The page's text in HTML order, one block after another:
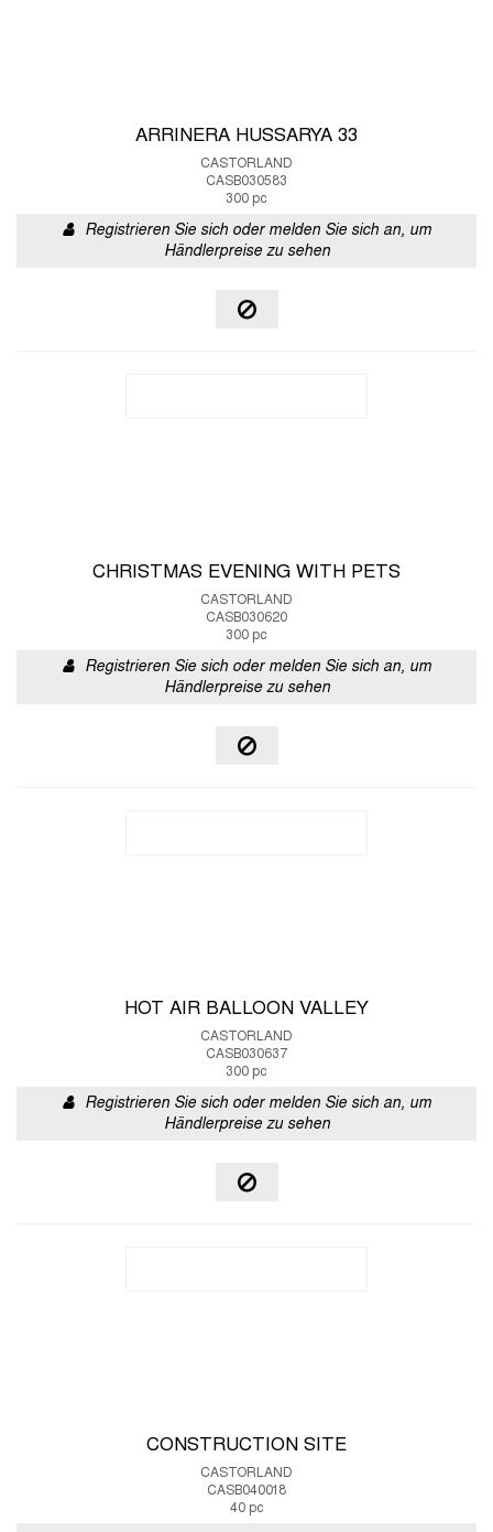
ARRINERA HUSSARYA 33
CASTORLAND
CASB030583
300 pc
Registrieren Sie sich oder melden Sie sich an, um
Händlerpreise zu sehen
CHRISTMAS EVENING WITH PETS
CASTORLAND
CASB030620
300 pc
Registrieren Sie sich oder melden Sie sich an, um
Händlerpreise zu sehen
HOT AIR BALLOON VALLEY
CASTORLAND
CASB030637
300 pc
Registrieren Sie sich oder melden Sie sich an, um
Händlerpreise zu sehen
CONSTRUCTION SITE
CASTORLAND
CASB040018
40 pc